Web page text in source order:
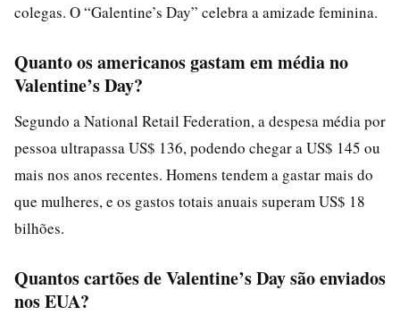
colegas. O “Galentine’s Day” celebra a amizade feminina.
Quanto os americanos gastam em média no
Valentine’s Day?
Segundo a National Retail Federation, a despesa média por
pessoa ultrapassa US$ 136, podendo chegar a US$ 145 ou
mais nos anos recentes. Homens tendem a gastar mais do
que mulheres, e os gastos totais anuais superam US$ 18
bilhões.
Quantos cartões de Valentine’s Day são enviados
nos EUA?